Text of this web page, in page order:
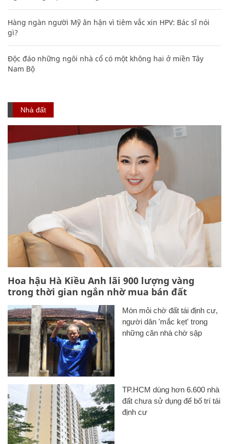
Hàng ngàn người Mỹ ân hận vì tiêm vắc xin HPV: Bác sĩ nói
gì?
Độc đáo những ngôi nhà cổ có một không hai ở miền Tây
Nam Bộ
Nhà đất
Hoa hậu Hà Kiều Anh lãi 900 lượng vàng
trong thời gian ngắn nhờ mua bán đất
Mòn mỏi chờ đất tái định cư,
người dân 'mắc kẹt' trong
những căn nhà chờ sập
TP.HCM dùng hơn 6.600 nhà
đất chưa sử dụng để bố trí tái
định cư